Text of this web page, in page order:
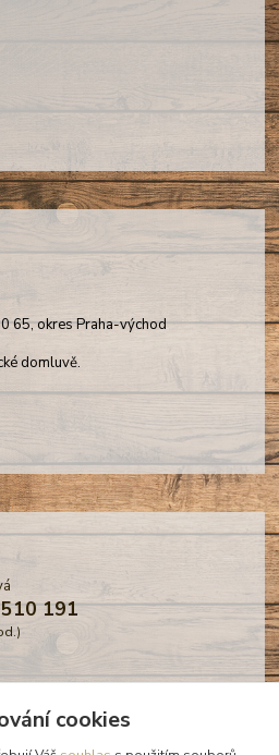
65, okres Praha-východ
domluvě.
191
cookies